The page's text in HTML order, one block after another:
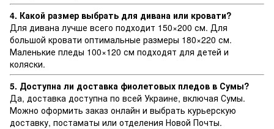
4. Какой размер выбрать для дивана или кровати?
Для дивана лучше всего подходит 150×200 см. Для
большой кровати оптимальные размеры 180×220 см.
Маленькие пледы 100×120 см подходят для детей и
коляски.
5. Доступна ли доставка фиолетовых пледов в Сумы?
Да, доставка доступна по всей Украине, включая Сумы.
Можно оформить заказ онлайн и выбрать курьерскую
доставку, постаматы или отделения Новой Почты.